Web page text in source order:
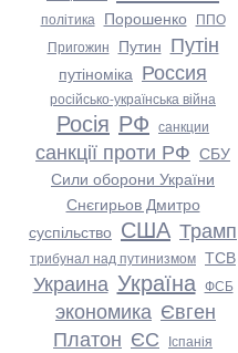
політика Порошенко ППО
Пригожин Путин Путін
путіноміка Россия
російсько-українська війна
Росія РФ санкции
санкції проти РФ СБУ
Сили оборони України
Снєгирьов Дмитро
суспільство США Трамп
трибунал над путинизмом ТСВ
Украина Україна ФСБ
экономика Євген
Платон ЄС Іспанія